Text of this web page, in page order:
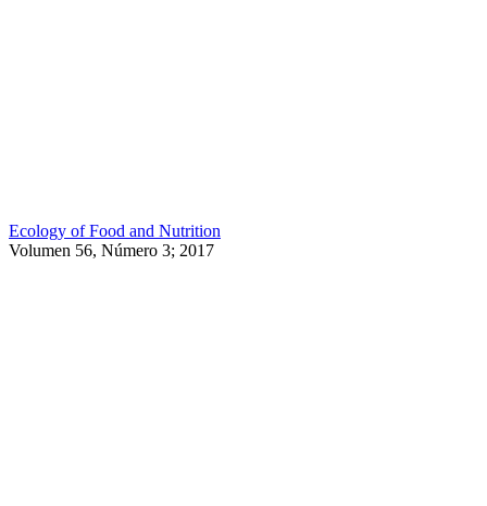
Ecology of Food and Nutrition
Volumen 56, Número 3; 2017